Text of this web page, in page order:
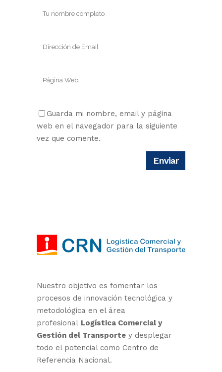
Guarda mi nombre, email y página
web en el navegador para la siguiente
vez que comente.
Nuestro objetivo es fomentar los
procesos de innovación tecnológica y
metodológica en el área
profesional Logística Comercial y
Gestión del Transporte y desplegar
todo el potencial como Centro de
Referencia Nacional.